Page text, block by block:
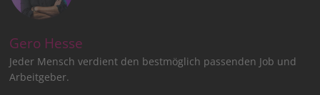
Gero Hesse
Jeder Mensch verdient den bestmöglich passenden Job und
Arbeitgeber.